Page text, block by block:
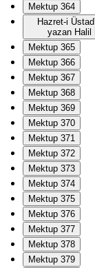
Mektup 364
Hazret-i
yazan Halil
Mektup 365
Mektup 366
Mektup 367
Mektup 368
Mektup 369
Mektup 370
Mektup 371
Mektup 372
Mektup 373
Mektup 374
Mektup 375
Mektup 376
Mektup 377
Mektup 378
Mektup 379